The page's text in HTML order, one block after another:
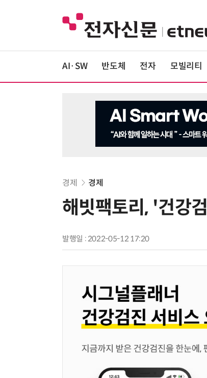
AI·SW 반도체 전자 모빌리티
경제 경제
해빗팩토리, '건강
발행일 : 2022-05-12 17:20